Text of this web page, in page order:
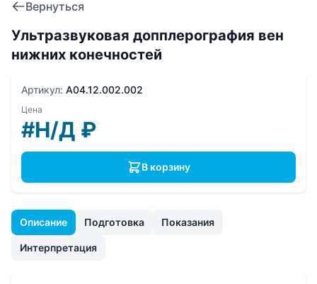
Вернуться
Ультразвуковая допплерография вен
нижних конечностей
Описание Подготовка Показания
Интерпретация
Артикул: A04.12.002.002
Цена
#Н/Д ₽
В корзину